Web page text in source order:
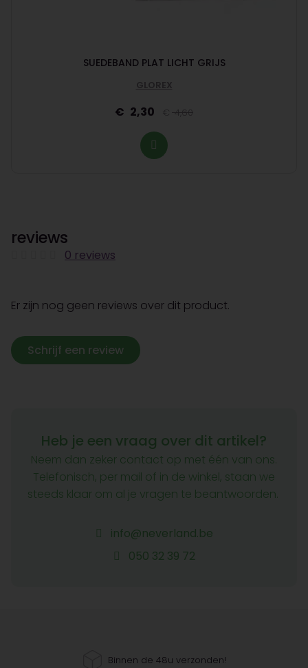
SUEDEBAND PLAT LICHT GRIJS
GLOREX
2,30 4,60
reviews
0 reviews
Er zijn nog geen reviews over dit product.
Schrijf een review
Heb je een vraag over dit artikel?
Neem dan zeker contact op met één van ons.
Telefonisch, per mail of in de winkel, staan we
steeds klaar om al je vragen te beantwoorden.
info@neverland.be
050 32 39 72
Binnen de 48u verzonden!